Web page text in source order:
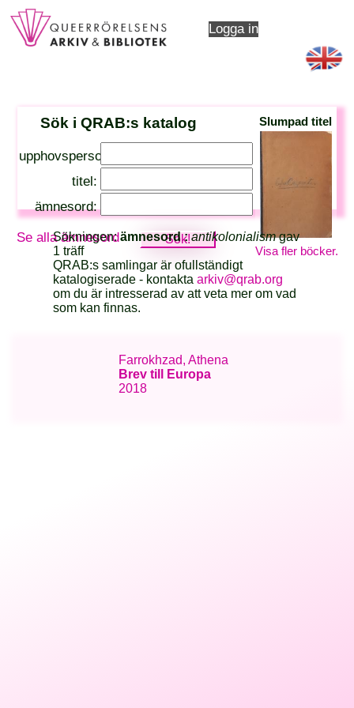
Logga in
Sök i QRAB:s katalog
upphovsperson:
titel:
ämnesord:
Se alla ämnesord
Slumpad titel
Visa fler böcker.
Sökningen:ämnesord :antikolonialismgav
1 träff
QRAB:s samlingar är ofullständigt
katalogiserade - kontaktaarkiv@qrab.org
om du är intresserad av att veta mer om vad
som kan finnas.
Farrokhzad, Athena
Brev till Europa
2018